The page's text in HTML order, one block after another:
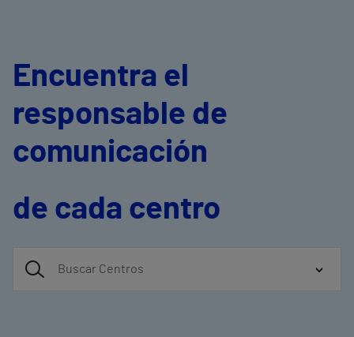
Encuentra el
responsable de
comunicación
de cada centro